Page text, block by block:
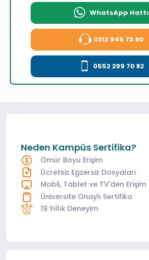
WhatsApp Hattı
0312 945 70 80
0552 299 70 82
Neden Kampüs Sertifika?
Ömür Boyu Erişim
Ücretsiz Egzersiz Dosyaları
Mobil, Tablet ve TV'den Erişim
Üniversite Onaylı Sertifika
19 Yıllık Deneyim